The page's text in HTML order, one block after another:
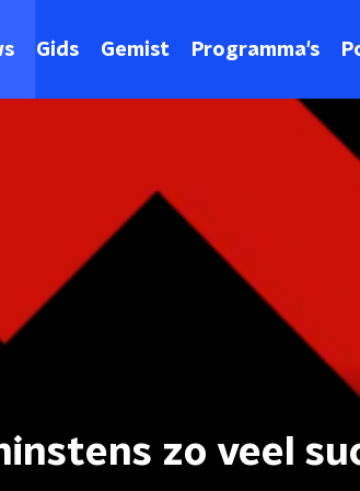
Gids Gemist Programma's
zo veel